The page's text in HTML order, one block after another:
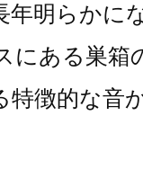
年明らかに
にある巣箱
徴的な音